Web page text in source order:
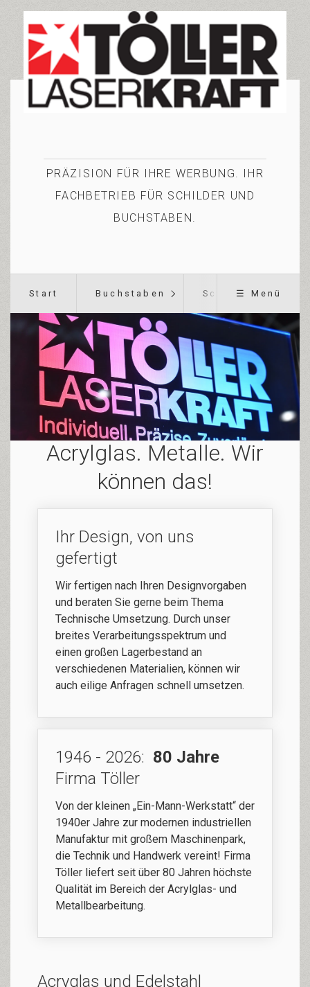
PRÄZISION FÜR IHRE WERBUNG. IHR
FACHBETRIEB FÜR SCHILDER UND
BUCHSTABEN.
Start Buchstaben Schilder☰ Menü
Acrylglas. Metalle. Wir
können das!
Ihr Design, von uns
gefertigt
Wir fertigen nach Ihren Designvorgaben
und beraten Sie gerne beim Thema
Technische Umsetzung. Durch unser
breites Verarbeitungsspektrum und
einen großen Lagerbestand an
verschiedenen Materialien, können wir
auch eilige Anfragen schnell umsetzen.
1946 - 2026: 80 Jahre
Firma Töller
Von der kleinen „Ein-Mann-Werkstatt“ der
1940er Jahre zur modernen industriellen
Manu­faktur mit großem Maschinen­park,
die Technik und Handwerk vereint! Firma
Töller liefert seit über 80 Jahren höchste
Qualität im Bereich der Acrylglas- und
Metall­bearbeitung.
Acryglas und Edelstahl